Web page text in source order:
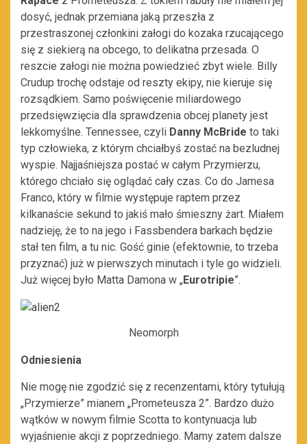
dosyć, jednak przemiana jaką przeszła z
przestraszonej członkini załogi do kozaka rzucającego
się z siekierą na obcego, to delikatna przesada. O
reszcie załogi nie można powiedzieć zbyt wiele. Billy
Crudup trochę odstaje od reszty ekipy, nie kieruje się
rozsądkiem. Samo poświęcenie miliardowego
przedsięwzięcia dla sprawdzenia obcej planety jest
lekkomyślne. Tennessee, czyli Danny McBride to taki
typ człowieka, z którym chciałbyś zostać na bezludnej
wyspie. Najjaśniejsza postać w całym Przymierzu,
którego chciało się oglądać cały czas. Co do Jamesa
Franco, który w filmie występuje raptem przez
kilkanaście sekund to jakiś mało śmieszny żart. Miałem
nadzieję, że to na jego i Fassbendera barkach będzie
stał ten film, a tu nic. Gość ginie (efektownie, to trzeba
przyznać) już w pierwszych minutach i tyle go widzieli.
Już więcej było Matta Damona w „ Eurotripie”.
Neomorph
Odniesienia
Nie mogę nie zgodzić się z recenzentami, który tytułują
„Przymierze” mianem „Prometeusza 2”. Bardzo dużo
wątków w nowym filmie Scotta to kontynuacja lub
wyjaśnienie akcji z poprzedniego. Mamy zatem dalsze